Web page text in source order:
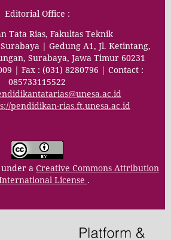
Editorial Office :
Tata Rias, Fakultas Teknik
| Gedung A1, Jl. Ketintang,
Surabaya, Jawa Timur 60231
| Fax : (031) 8280796 | Contact :
085733115522
pendidikan-rias.ft.unesa.ac.id
a Creative Commons Attribution
License .